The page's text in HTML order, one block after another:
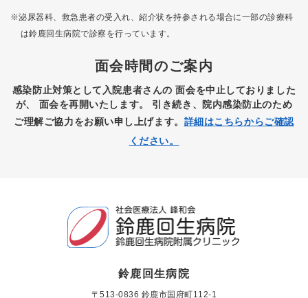
※泌尿器科、救急患者の受入れ、紹介状を持参される場合に一部の診療科
は鈴鹿回生病院で診察を行っています。
面会時間のご案内
感染防止対策として入院患者さんの面会を中止しておりました
が、 面会を再開いたします。 引き続き、院内感染防止のため
ご理解ご協力をお願い申し上げます。 詳細はこちらからご確認
ください。
鈴鹿回生病院
〒513-0836 鈴鹿市国府町112-1